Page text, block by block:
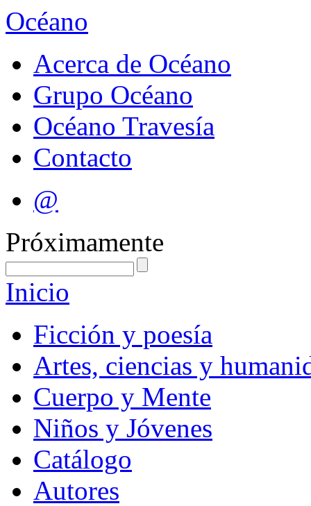
Océano
Acerca de Océano
Grupo Océano
Océano Travesía
Contacto
@
Próximamente
Inicio
Ficción y poesía
Artes, ciencias y
Cuerpo y Mente
Niños y Jóvenes
Catálogo
Autores